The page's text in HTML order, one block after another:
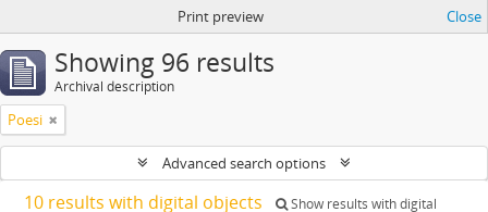
Print preview Close
Showing 96 results
Archival description
Poesi
Advanced search options
10 results with digital objects
Show results with digital